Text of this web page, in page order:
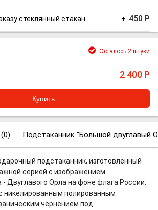
стеклянный стакан + 450 Р
Осталось 2 штуки
2 400 Р
0) Подстаканник "Большой двуглавый
подстаканник, изготовленный
серией с изображением
- Двуглавого Орла на фоне флага России.
никелированным полированным
чернением под